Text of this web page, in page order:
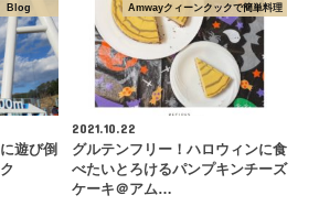
Blog
遊び倒
Amwayクィーンクックで簡単料理
2021.10.22
グルテンフリー！ハロウィンに食
べたいとろけるパンプキンチーズ
ケーキ＠アム…